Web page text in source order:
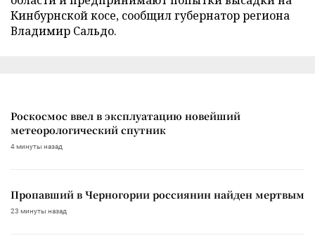
Кинбурнской косе, сообщил губернатор региона
Владимир Сальдо.
Роскосмос ввел в эксплуатацию новейший
метеорологический спутник
4 минуты назад
Пропавший в Черногории россиянин найден мертвым
23 минуты назад